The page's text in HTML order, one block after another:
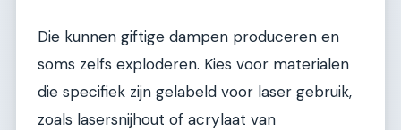
Die kunnen giftige dampen produceren en
soms zelfs exploderen. Kies voor materialen
die specifiek zijn gelabeld voor laser gebruik,
zoals lasersnijhout of acrylaat van